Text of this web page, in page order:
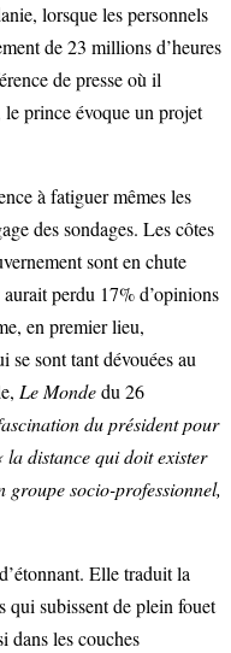
lorsque les personnels
de 23 millions d’heures
de presse où il
prince évoque un projet
à fatiguer mêmes les
des sondages. Les côtes
sont en chute
perdu 17% d’opinions
en premier lieu,
se sont tant dévouées au
Le Mondedu 26
du président pour
la distance qui doit exister
groupe socio-professionnel,
Elle traduit la
qui subissent de plein fouet
dans les couches